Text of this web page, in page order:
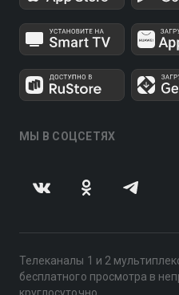
МЫ В СОЦСЕТЯХ
Телеканалы 1 и 2
бесплатного просмотра в